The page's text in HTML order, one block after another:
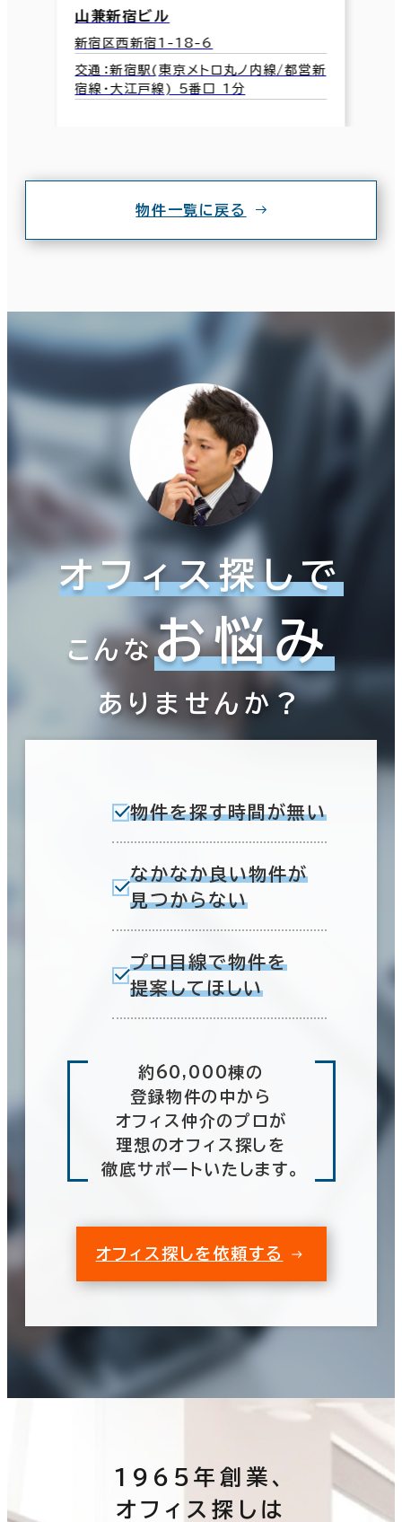
山兼新宿ビル
新宿区西新宿1-18-6
交通：新宿駅(東京メトロ丸ノ内線/都営新
宿線･大江戸線) 5番口 1分
物件一覧に戻る
オフィス探しで
こんなお悩み
ありませんか？
物件を探す時間が無い
なかなか良い物件が
見つからない
プロ目線で物件を
提案してほしい
約60,000棟の
登録物件の中から
オフィス仲介のプロが
理想のオフィス探しを
徹底サポートいたします。
オフィス探しを依頼する
1965年創業、
オフィス探しは